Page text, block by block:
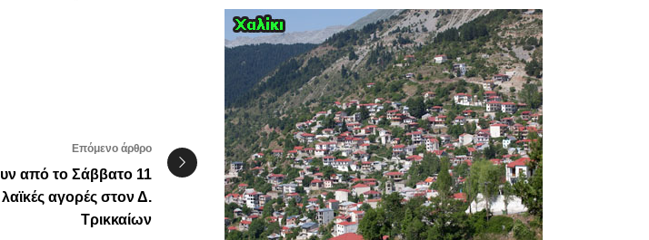
Επόμενο άρθρο
από το Σάββατο 11
αγορές στον Δ.
Τρικκαίων